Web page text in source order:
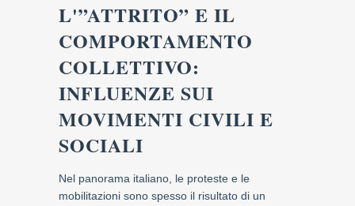
L'”ATTRITO” E IL
COMPORTAMENTO
COLLETTIVO:
INFLUENZE SUI
MOVIMENTI CIVILI E
SOCIALI
Nel panorama italiano, le proteste e le
mobilitazioni sono spesso il risultato di un